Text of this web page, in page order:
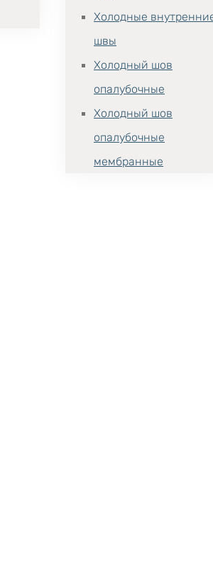
Холодные
швы
Холодный шов
опалубочные
Холодный шов
опалубочные
мембранные